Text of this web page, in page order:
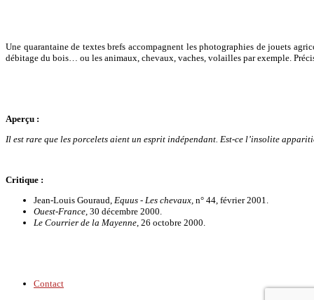
Une quarantaine de textes brefs accompagnent les photographies de jouets
débitage du bois… ou les animaux, chevaux, vaches, volailles par exemple.
Aperçu :
Il est rare que les porcelets aient un esprit indépendant. Est-ce l’insolite
Critique :
Jean-Louis Gouraud, Equus - Les chevaux, n° 44, février 2001.
Ouest-France, 30 décembre 2000.
Le Courrier de la Mayenne, 26 octobre 2000.
Contact